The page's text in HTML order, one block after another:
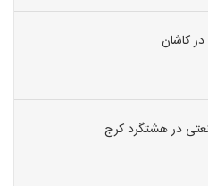
کاشان
در هشتگرد کرج